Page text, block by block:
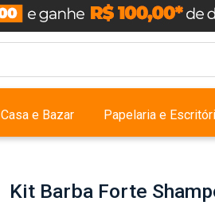
Casa e Bazar Papelaria e
Kit Barba Forte